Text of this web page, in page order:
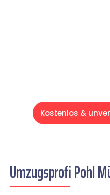
Kostenlos &
Umzugsprofi Pohl